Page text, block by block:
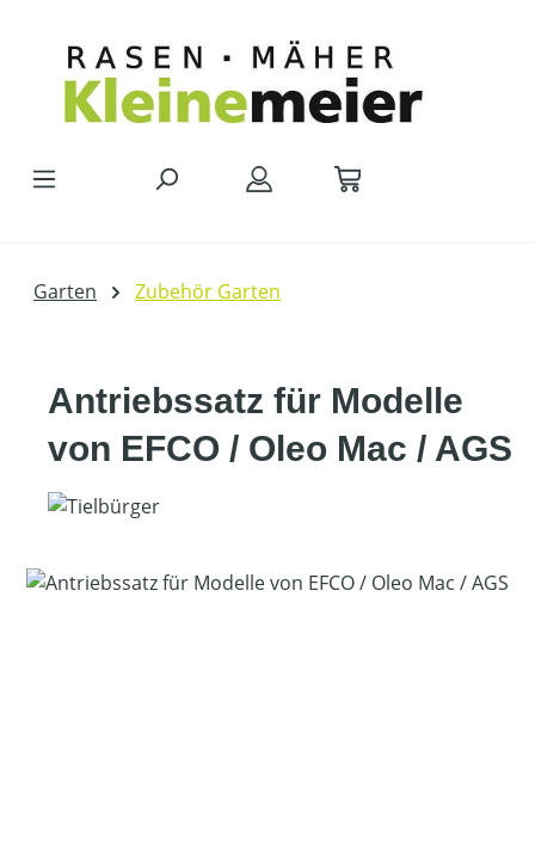
Garten Zubehör Garten
Antriebssatz für Modelle
von EFCO / Oleo Mac / AGS
Bildergalerie überspringen